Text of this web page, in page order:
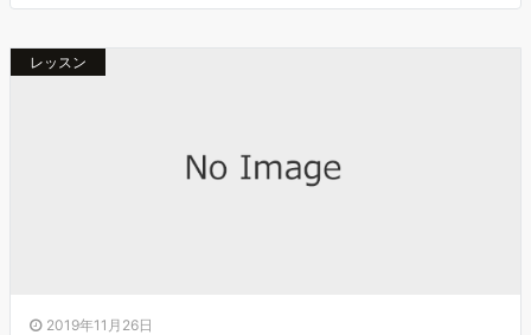
レッスン
2019年11月26日